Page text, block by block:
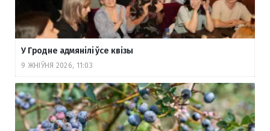
У Гродне адмянілі ўсе квізы
9 ЖНІЎНЯ 2026, 11:03